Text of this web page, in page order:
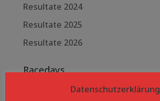
Resultate 2024
Resultate 2025
Resultate 2026
Racedays
Aug. 08 - 09 2026
Datenschutzerklärung